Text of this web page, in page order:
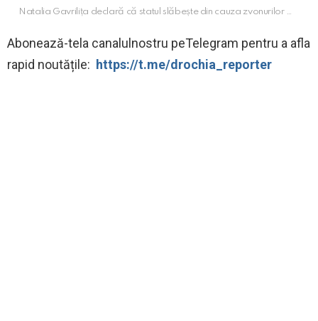
Natalia Gavrilița declară că statul slăbește din cauza zvonurilor …
Abonează-tela canalulnostru peTelegram pentru a afla
rapid noutățile: https://t.me/drochia_reporter